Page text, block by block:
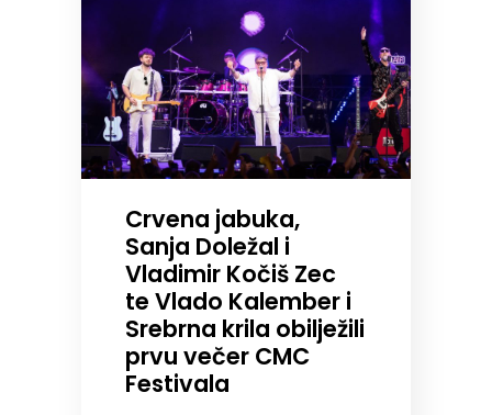
Crvena jabuka,
Sanja Doležal i
Vladimir Kočiš Zec
te Vlado Kalember i
Srebrna krila obilježili
prvu večer CMC
Festivala